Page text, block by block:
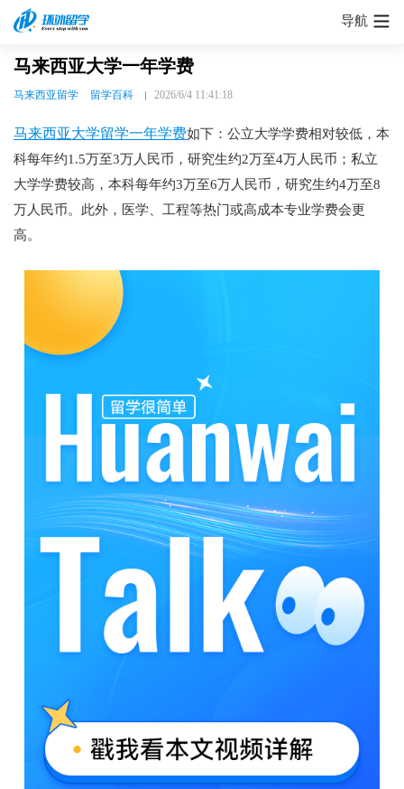
导航
马来西亚大学一年学费
马来西亚留学 留学百科 2026/6/4 11:41:18
马来西亚大学留学一年学费如下：公立大学学费相对较低，本
科每年约1.5万至3万人民币，研究生约2万至4万人民币；私立
大学学费较高，本科每年约3万至6万人民币，研究生约4万至8
万人民币。此外，医学、工程等热门或高成本专业学费会更
高。